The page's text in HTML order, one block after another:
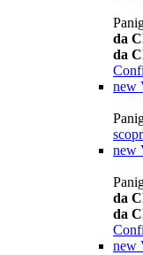
da
da
new
new
da
da
new